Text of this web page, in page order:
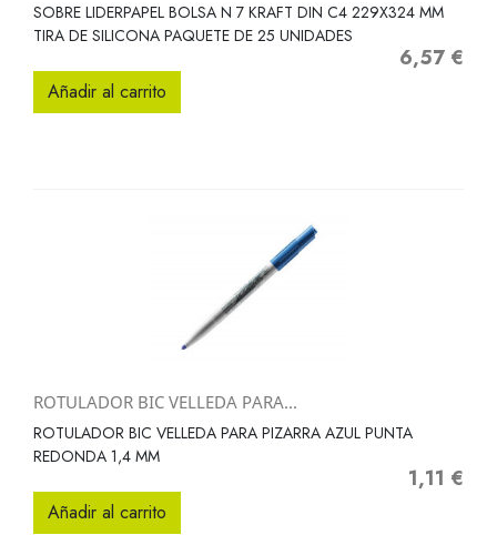
SOBRE LIDERPAPEL BOLSA N 7 KRAFT DIN C4 229X324 MM
TIRA DE SILICONA PAQUETE DE 25 UNIDADES
Precio
6,57 €
Añadir al carrito
ROTULADOR BIC VELLEDA PARA...
ROTULADOR BIC VELLEDA PARA PIZARRA AZUL PUNTA
REDONDA 1,4 MM
Precio
1,11 €
Añadir al carrito